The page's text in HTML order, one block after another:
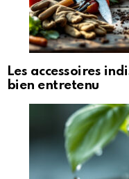
Les accessoires
bien entretenu